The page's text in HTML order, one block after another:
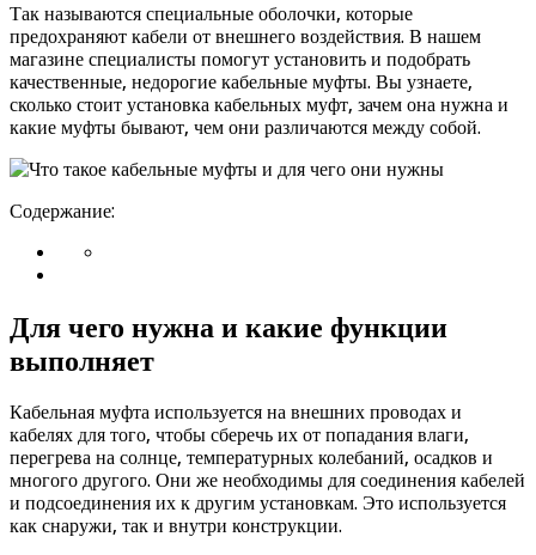
Так называются специальные оболочки, которые
предохраняют кабели от внешнего воздействия. В нашем
магазине специалисты помогут установить и подобрать
качественные, недорогие кабельные муфты. Вы узнаете,
сколько стоит установка кабельных муфт, зачем она нужна и
какие муфты бывают, чем они различаются между собой.
Содержание:
Для чего нужна и какие функции
выполняет
Кабельная муфта используется на внешних проводах и
кабелях для того, чтобы сберечь их от попадания влаги,
перегрева на солнце, температурных колебаний, осадков и
многого другого. Они же необходимы для соединения кабелей
и подсоединения их к другим установкам. Это используется
как снаружи, так и внутри конструкции.